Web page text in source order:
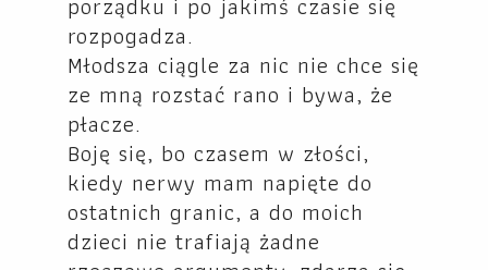
rozpogadza.
Młodsza ciągle za nic nie chce się
ze mną rozstać rano i bywa, że
płacze.
Boję się, bo czasem w złości,
kiedy nerwy mam napięte do
ostatnich granic, a do moich
dzieci nie trafiają żadne